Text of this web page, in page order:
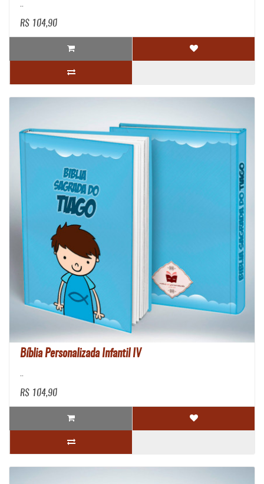
..
R$ 104,90
Bíblia Personalizada Infantil IV
..
R$ 104,90